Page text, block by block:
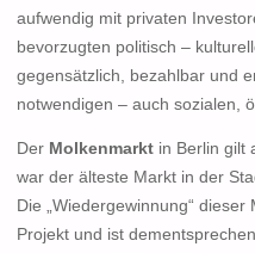
aufwendig mit privaten
bevorzugten politisch –
gegensätzlich, bezahlbar und
notwendigen – auch sozialen,
Der Molkenmarktin Berlin gilt
war der älteste Markt in der
Die „Wiedergewinnung“
Projekt und ist